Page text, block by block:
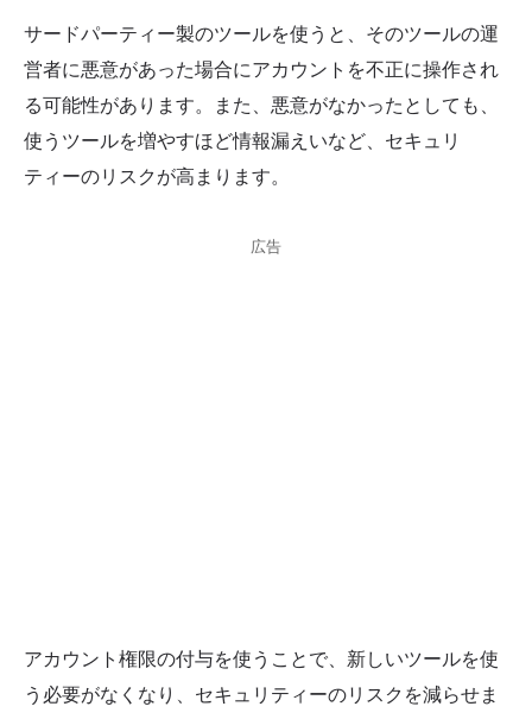
サードパーティー製のツールを使うと、そのツールの運
営者に悪意があった場合にアカウントを不正に操作され
る可能性があります。また、悪意がなかったとしても、
使うツールを増やすほど情報漏えいなど、セキュリ
ティーのリスクが高まります。
広告
アカウント権限の付与を使うことで、新しいツールを使
う必要がなくなり、セキュリティーのリスクを減らせま